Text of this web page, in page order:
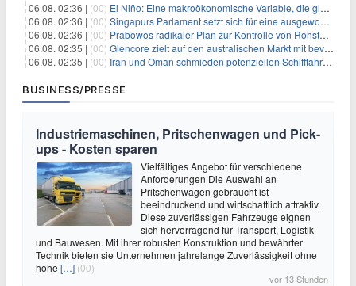
06.08. 02:36 | (00) El Niño: Eine makroökonomische Variable, die globale Wirtschaftslandschaften umgestaltet
06.08. 02:36 | (00) Singapurs Parlament setzt sich für eine ausgewogene wirtschaftliche Zukunft ein
06.08. 02:36 | (00) Prabowos radikaler Plan zur Kontrolle von Rohstoffexporten steht vor konkurrierenden Visionen
06.08. 02:35 | (00) Glencore zielt auf den australischen Markt mit bevorstehendem Sekundärlisting
06.08. 02:35 | (00) Iran und Oman schmieden potenziellen Schifffahrtsvertrag im Hormuskanal
BUSINESS/PRESSE
Industriemaschinen, Pritschenwagen und Pick-
ups - Kosten sparen
Vielfältiges Angebot für verschiedene
Anforderungen Die Auswahl an
Pritschenwagen gebraucht ist
beeindruckend und wirtschaftlich attraktiv.
Diese zuverlässigen Fahrzeuge eignen
sich hervorragend für Transport, Logistik
und Bauwesen. Mit ihrer robusten Konstruktion und bewährter
Technik bieten sie Unternehmen jahrelange Zuverlässigkeit ohne
hohe […] (00)
vor 13 Stunden